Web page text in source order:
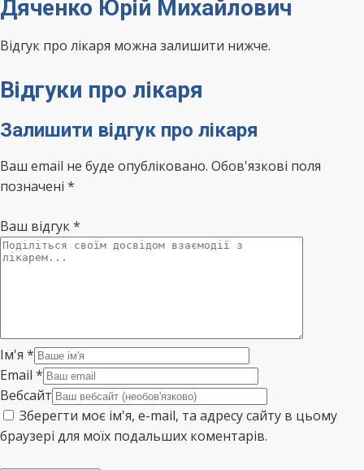
Дяченко Юрій Михайлович
Відгук про лікаря можна залишити нижче.
Відгуки про лікаря
Залишити відгук про лікаря
Ваш email не буде опубліковано. Обов'язкові поля
позначені *
Ваш відгук*
Ім'я *
Email *
Вебсайт
Зберегти моє ім'я, e-mail, та адресу сайту в цьому
браузері для моїх подальших коментарів.